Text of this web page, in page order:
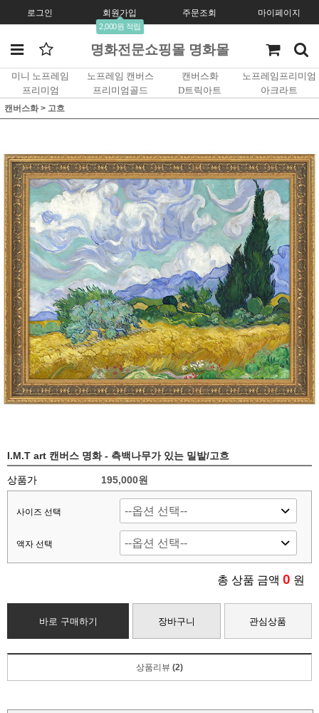
로그인 회원가입
2,000원 적립
주문조회 마이페이지
명화전문쇼핑몰 명화몰
미니 노프레임 노프레임 캔버스 캔버스화
노프레임프리미엄
프리미엄
프리미엄골드 D트릭아트 아크라트
캔버스화> 고흐
I.M.T art 캔버스 명화 - 측백나무가 있는 밀밭/고흐
상품가 195,000원
사이즈 선택
액자 선택
총 상품 금액 0 원
바로 구매하기 장바구니 관심상품
상품리뷰 (2)